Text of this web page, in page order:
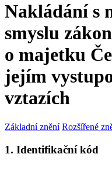
Nakládání s
smyslu
o majetku
jejím
vztazích
Základní znění Rozšířené
1. Identifikační kód